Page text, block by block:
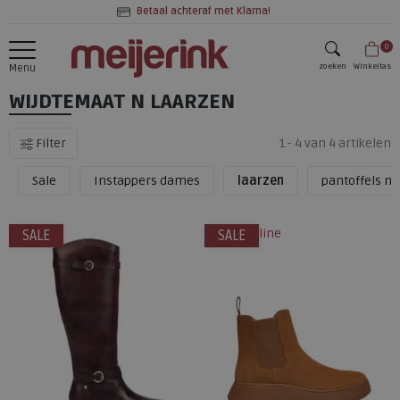
Betaal achteraf met Klarna!
Menu zoeken
0
Winkeltas
WIJDTEMAAT N LAARZEN
Filter 1 - 4 van 4 artikelen
Sale Instappers dames laarzen pantoffels
SALE SALE
alleen online